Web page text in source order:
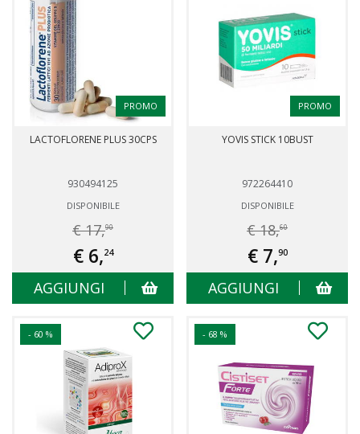
PROMO
LACTOFLORENE PLUS 30CPS
930494125
DISPONIBILE
€ 17,90
€ 6,24
AGGIUNGI
PROMO
YOVIS STICK 10BUST
972264410
DISPONIBILE
€ 18,60
€ 7,90
AGGIUNGI
- 60 % - 68 %